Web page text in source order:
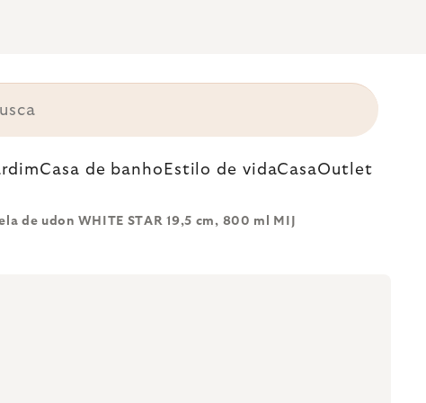
Casa de banho Estilo de vidaCasaOutlet
de udon WHITE STAR 19,5 cm, 800 ml MIJ